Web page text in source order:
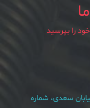
را بپرسید
سعدی، شماره